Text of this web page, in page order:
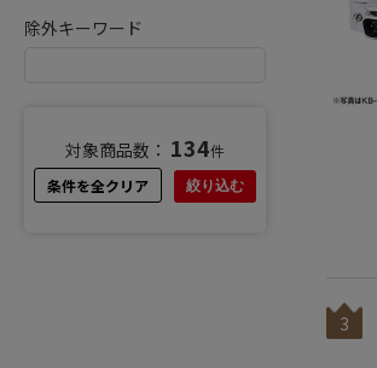
除外キーワード
対象商品数： 134件
条件を全クリア
絞り込む
3